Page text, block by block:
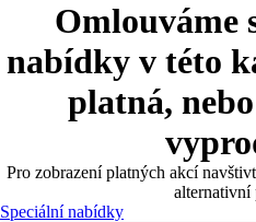
Omlouváme
nabídky v této
platná,
Pro zobrazení platných akcí
alternativní
Speciální nabídky